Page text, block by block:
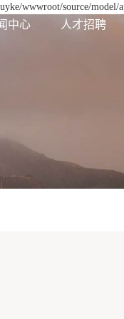
wwwroot/source/model/
中心 人才招聘